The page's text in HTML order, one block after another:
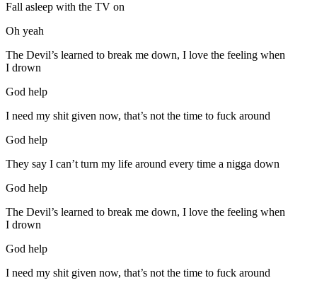
Fall asleep with the TV on
Oh yeah
The Devil’s learned to break me down, I love the feeling when
I drown
God help
I need my shit given now, that’s not the time to fuck around
God help
They say I can’t turn my life around every time a nigga down
God help
The Devil’s learned to break me down, I love the feeling when
I drown
God help
I need my shit given now, that’s not the time to fuck around